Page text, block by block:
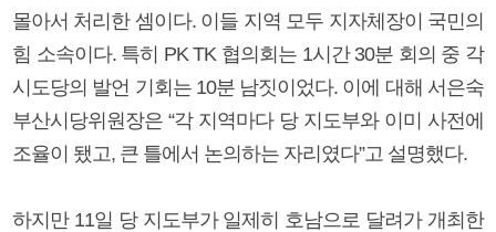
몰아서 처리한 셈이다. 이들 지역 모두 지자체장이 국민의
힘 소속이다. 특히 PK TK 협의회는 1시간 30분 회의 중 각
시도당의 발언 기회는 10분 남짓이었다. 이에 대해 서은숙
부산시당위원장은 “각 지역마다 당 지도부와 이미 사전에
조율이 됐고, 큰 틀에서 논의하는 자리였다”고 설명했다.
하지만 11일 당 지도부가 일제히 호남으로 달려가 개최한